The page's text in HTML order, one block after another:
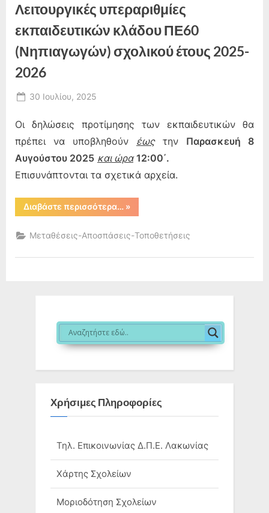
2026”
Λειτουργικές υπεραριθμίες
εκπαιδευτικών κλάδου ΠΕ60
(Νηπιαγωγών) σχολικού έτους 2025-
2026
Posted
30 Ιουλίου, 2025
Οι δηλώσεις προτίμησης των εκπαιδευτικών θα
πρέπει να υποβληθούν έωςτην Παρασκευή 8
Αυγούστου 2025 και ώρα 12:00΄.
Επισυνάπτονται τα σχετικά αρχεία.
Διαβάστε περισσότερα… “Λειτουργικές
υπεραριθμίες
κλάδου
ΠΕ60
σχολικού
»
Μεταθέσεις-Αποσπάσεις-Τοποθετήσεις
Χρήσιμες Πληροφορίες
Τηλ. Επικοινωνίας Δ.Π.Ε. Λακωνίας
Χάρτης Σχολείων
Μοριοδότηση Σχολείων